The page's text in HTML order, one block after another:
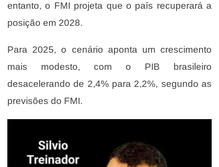
entanto, o FMI projeta que o país recuperará a
posição em 2028.
Para 2025, o cenário aponta um crescimento
mais modesto, com o PIB brasileiro
desacelerando de 2,4% para 2,2%, segundo as
previsões do FMI.